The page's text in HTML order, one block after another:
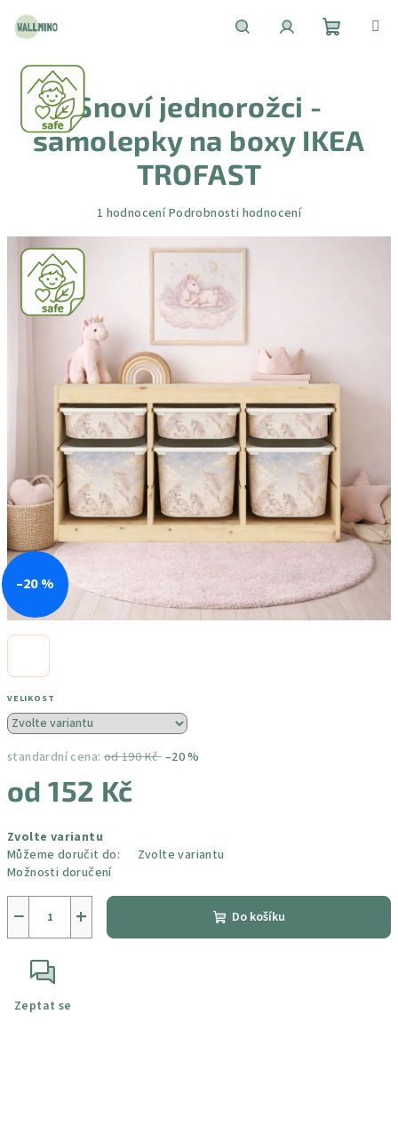
obsah
VELIKOST
standardní cena: od 190 Kč –20 %
od152 Kč
cena:
Zvolte variantu
Můžeme doručit do:
Zvolte variantu
Možnosti doručení
+
− Do košíku
Zeptat se
Snoví jednorožci -
samolepky na boxy IKEA
TROFAST
Průměrné
5
hvězdiček.
1 hodnoceníPodrobnosti hodnocení
–20 %